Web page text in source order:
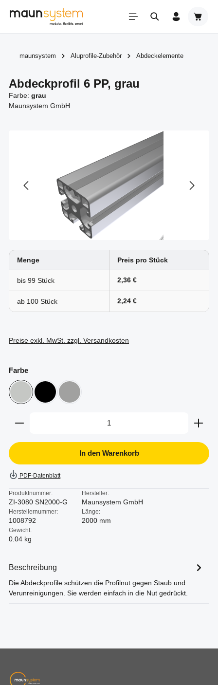
Zum Hauptinhalt springen
maunsystem Aluprofile-Zubehör Abdeckelemente
Abdeckprofil 6 PP, grau
Farbe: grau
Maunsystem GmbH
Menge Preis pro Stück
bis 99 2,36 €
ab 100 2,24 €
Preise exkl. MwSt. zzgl. Versandkosten
Farbeauswählen
grau schwarz weißaluminium
Produkt Anzahl: Gib den gewünschten Wert ein
In den Warenkorb
PDF-Datenblatt
Produktnummer:
ZI-3080 SN2000-G
Hersteller:
Maunsystem GmbH
Herstellernummer:
1008792
Länge:
2000 mm
Gewicht:
0.04 kg
Beschreibung
Die Abdeckprofile schützen die Profilnut gegen Staub und
Verunreinigungen. Sie werden einfach in die Nut gedrückt.